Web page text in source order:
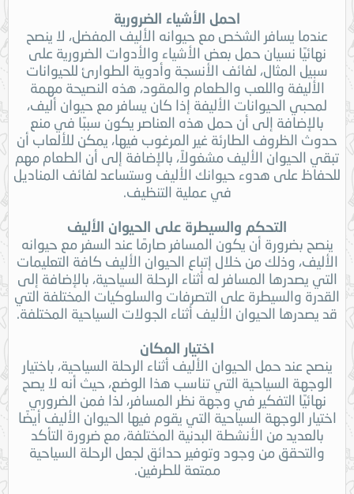
احمل الأشياء الضرورية
عندما يسافر الشخص مع حيوانه الأليف المفضل، لا ينصح
نهائيًا نسيان حمل بعض الأشياء والأدوات الضرورية على
سبيل المثال، لفائف الأنسجة وأدوية الطوارئ للحيوانات
الأليفة واللعب والطعام والمقود، هذه النصيحة مهمة
لمحبي الحيوانات الأليفة إذا كان يسافر مع حيوان أليف،
بالإضافة إلى أن حمل هذه العناصر يكون سببًا في منع
حدوث الظروف الطارئة غير المرغوب فيها، يمكن للألعاب أن
تبقي الحيوان الأليف مشغولاً، بالإضافة إلى أن الطعام مهم
للحفاظ على هدوء حيوانك الأليف وستساعد لفائف المناديل
في عملية التنظيف.
التحكم والسيطرة على الحيوان الأليف
ينصح بضرورة أن يكون المسافر صارمًا عند السفر مع حيوانه
الأليف، وذلك من خلال إتباع الحيوان الأليف كافة التعليمات
التي يصدرها المسافر له أثناء الرحلة السياحية، بالإضافة إلى
القدرة والسيطرة على التصرفات والسلوكيات المختلفة التي
قد يصدرها الحيوان الأليف أثناء الجولات السياحية المختلفة.
اختيار المكان
ينصح عند حمل الحيوان الأليف أثناء الرحلة السياحية، باختيار
الوجهة السياحية التي تناسب هذا الوضع، حيث أنه لا يصح
نهائيًا التفكير في وجهة نظر المسافر، لذا فمن الضروري
اختيار الوجهة السياحية التي يقوم فيها الحيوان الأليف أيضًا
بالعديد من الأنشطة البدنية المختلفة، مع ضرورة التأكد
والتحقق من وجود وتوفير حدائق لجعل الرحلة السياحية
ممتعة للطرفين.